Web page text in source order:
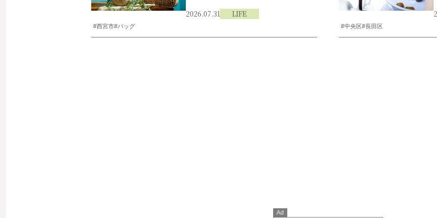
2026.07.31 LIFE
#西宮市#バッグ #中央区#長田区
Ad